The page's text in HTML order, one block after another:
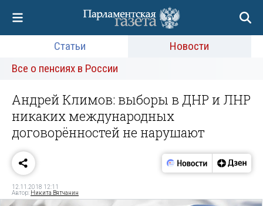
Статьи
Новости
Все о пенсиях в России
Андрей Климов: выборы в ДНР и ЛНР
никаких международных
договорённостей не нарушают
12.11.2018 12:11
Автор: Никита Вятчанин